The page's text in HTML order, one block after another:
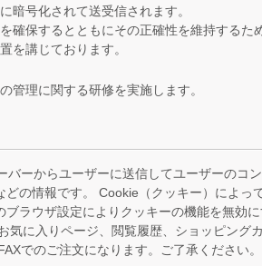
暗号化されて送受信されます。
確保するとともにその正確性を維持するた
を講じております。
管理に関する研修を実施します。
バーからユーザーに送信してユーザーのコ
の情報です。 Cookie（クッキー）によっ
ラウザ設定によりクッキーの機能を無効
気に入りページ、閲覧履歴、ショッピング
でのご注文になります。ご了承ください。